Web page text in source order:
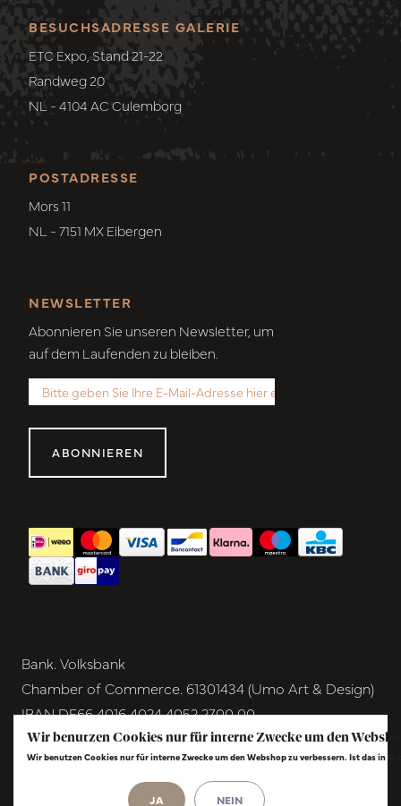
POSTADRESSE
Mors 11
NL - 7151 MX Eibergen
BESUCHSADRESSE GALERIE
ETC Expo, Stand 21-22
Randweg 20
NL - 4104 AC Culemborg
NEWSLETTER
Abonnieren Sie unseren Newsletter, um
auf dem Laufenden zu bleiben.
ABONNIEREN
Bank. Volksbank
Chamber of Commerce. 61301434 (Umo Art & Design)
IBAN DE66 4016 4024 4052 2700 00
BIC GENODEM1GRN
VAT NL854291040B01
© Copyright 2026 - Umo Art & Design |
Wir benutzen Cookies nur für interne Zwecke um den
Wir benutzen Cookies nur für interne Zwecke um den Webshop zu verbessern. Ist das in
JA NEIN